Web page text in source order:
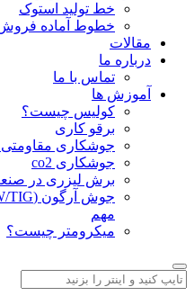
خط تولید استوک
خطوط آماده
مقالات
درباره ما
تماس با ما
آموزش ها
کولیس چیست؟
برقو کاری
جوشکاری
جوشکاری co2
برش لیزری در
مهم
میکرومتر چیست؟